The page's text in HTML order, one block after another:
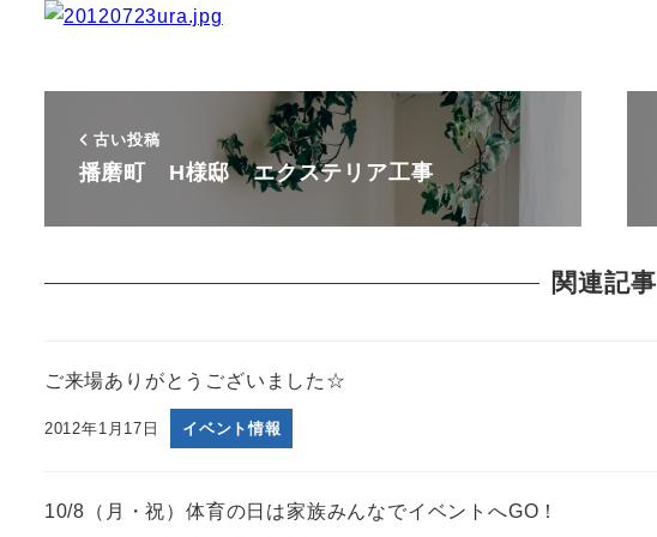
古い投稿
播磨町 H様邸 エクステリア工事
関連記事
ご来場ありがとうございました☆
2012年1月17日 イベント情報
10/8（月・祝）体育の日は家族みんなでイベントへGO！